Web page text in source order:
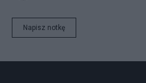
Napisz notkę